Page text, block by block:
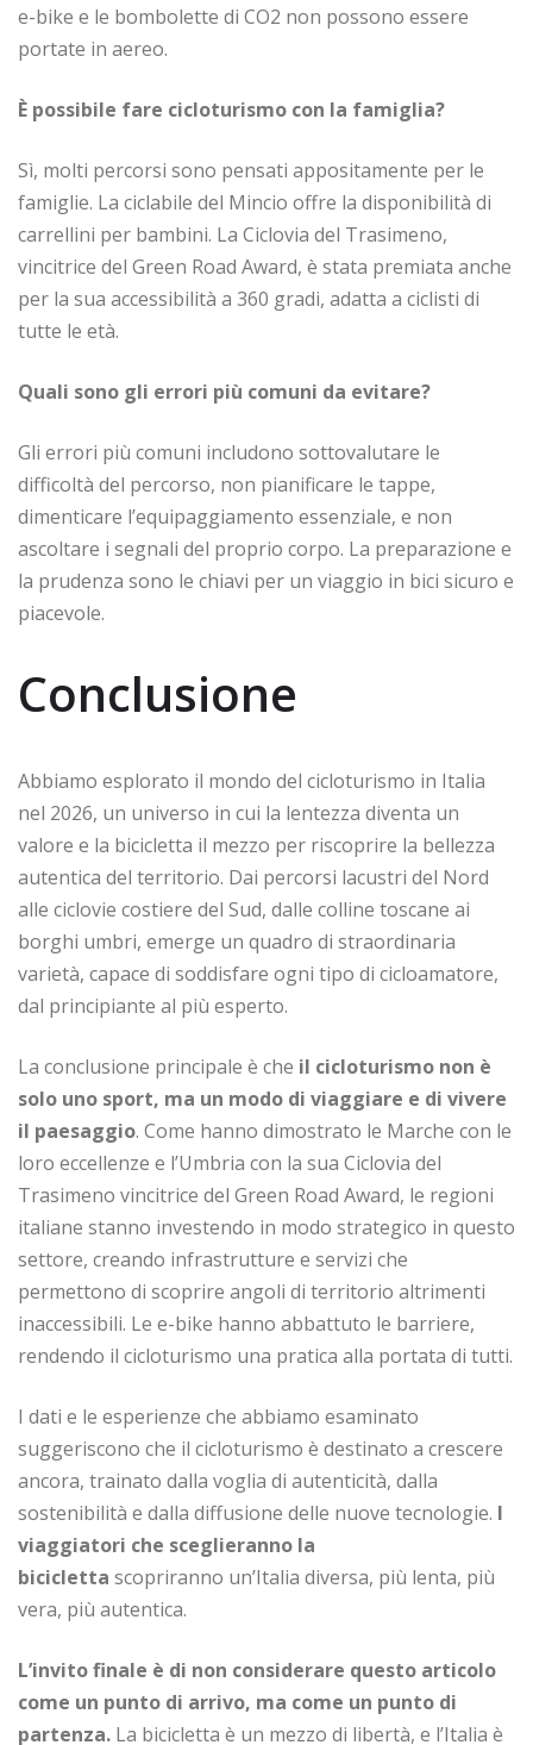
e-bike e le bombolette di CO2 non possono essere
portate in aereo.
È possibile fare cicloturismo con la famiglia?
Sì, molti percorsi sono pensati appositamente per le
famiglie. La ciclabile del Mincio offre la disponibilità di
carrellini per bambini. La Ciclovia del Trasimeno,
vincitrice del Green Road Award, è stata premiata anche
per la sua accessibilità a 360 gradi, adatta a ciclisti di
tutte le età.
Quali sono gli errori più comuni da evitare?
Gli errori più comuni includono sottovalutare le
difficoltà del percorso, non pianificare le tappe,
dimenticare l’equipaggiamento essenziale, e non
ascoltare i segnali del proprio corpo. La preparazione e
la prudenza sono le chiavi per un viaggio in bici sicuro e
piacevole.
Conclusione
Abbiamo esplorato il mondo del cicloturismo in Italia
nel 2026, un universo in cui la lentezza diventa un
valore e la bicicletta il mezzo per riscoprire la bellezza
autentica del territorio. Dai percorsi lacustri del Nord
alle ciclovie costiere del Sud, dalle colline toscane ai
borghi umbri, emerge un quadro di straordinaria
varietà, capace di soddisfare ogni tipo di cicloamatore,
dal principiante al più esperto.
La conclusione principale è che il cicloturismo non è
solo uno sport, ma un modo di viaggiare e di vivere
il paesaggio. Come hanno dimostrato le Marche con le
loro eccellenze e l’Umbria con la sua Ciclovia del
Trasimeno vincitrice del Green Road Award, le regioni
italiane stanno investendo in modo strategico in questo
settore, creando infrastrutture e servizi che
permettono di scoprire angoli di territorio altrimenti
inaccessibili. Le e-bike hanno abbattuto le barriere,
rendendo il cicloturismo una pratica alla portata di tutti.
I dati e le esperienze che abbiamo esaminato
suggeriscono che il cicloturismo è destinato a crescere
ancora, trainato dalla voglia di autenticità, dalla
sostenibilità e dalla diffusione delle nuove tecnologie. I
viaggiatori che sceglieranno la
bicicletta scopriranno un’Italia diversa, più lenta, più
vera, più autentica.
L’invito finale è di non considerare questo articolo
come un punto di arrivo, ma come un punto di
partenza. La bicicletta è un mezzo di libertà, e l’Italia è